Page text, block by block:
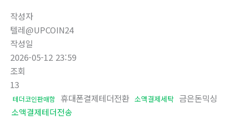
작성자
텔레@UPCOIN24
작성일
2026-05-12 23:59
조회
13
테더코인판매함 휴대폰결제테더전환 소액결제세탁 금은돈믹싱
소액결제테더전송